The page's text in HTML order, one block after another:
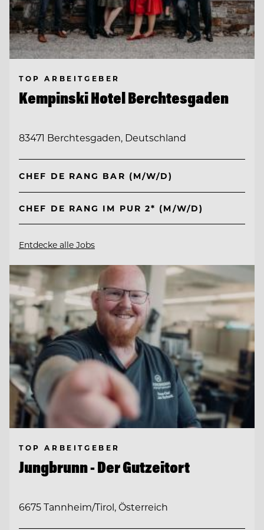
TOP ARBEITGEBER
Kempinski Hotel Berchtesgaden
83471 Berchtesgaden, Deutschland
CHEF DE RANG BAR (M/W/D)
CHEF DE RANG IM PUR 2* (M/W/D)
Entdecke alle Jobs
TOP ARBEITGEBER
Jungbrunn - Der Gutzeitort
6675 Tannheim/Tirol, Österreich